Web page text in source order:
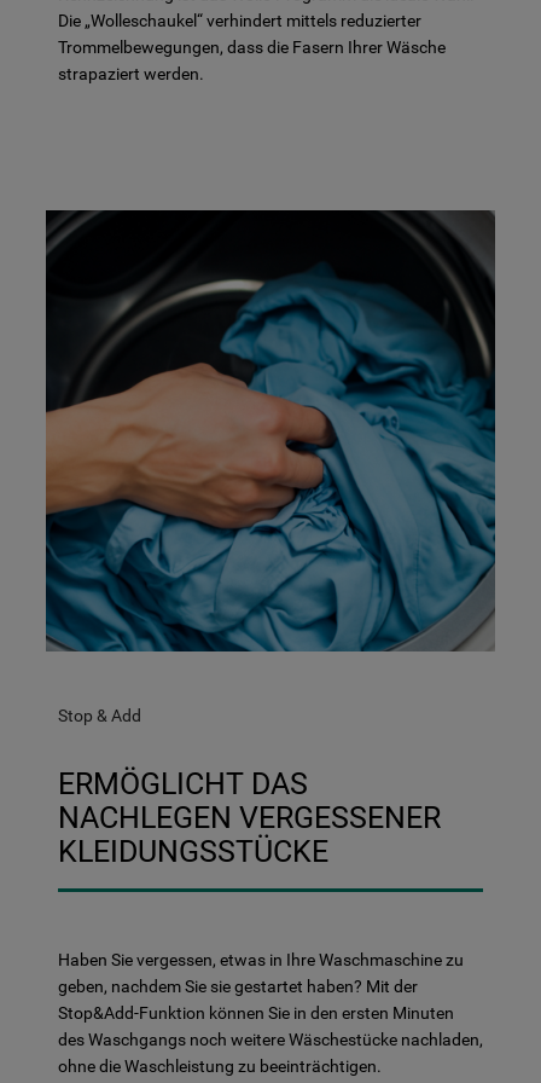
Die „Wolleschaukel“ verhindert mittels reduzierter
Trommelbewegungen, dass die Fasern Ihrer Wäsche
strapaziert werden.
Stop & Add
ERMÖGLICHT DAS
NACHLEGEN VERGESSENER
KLEIDUNGSSTÜCKE
Haben Sie vergessen, etwas in Ihre Waschmaschine zu
geben, nachdem Sie sie gestartet haben? Mit der
Stop&Add-Funktion können Sie in den ersten Minuten
des Waschgangs noch weitere Wäschestücke nachladen,
ohne die Waschleistung zu beeinträchtigen.